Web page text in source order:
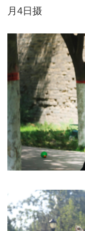
月4日摄